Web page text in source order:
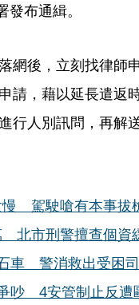
布通緝。
網後，立刻找律師
請，藉以延長遣返
人別訊問，再解
慢 駕駛嗆有本事拔
北市刑警擅查個資
車 警消救出受困
吵 4安管制止反遭